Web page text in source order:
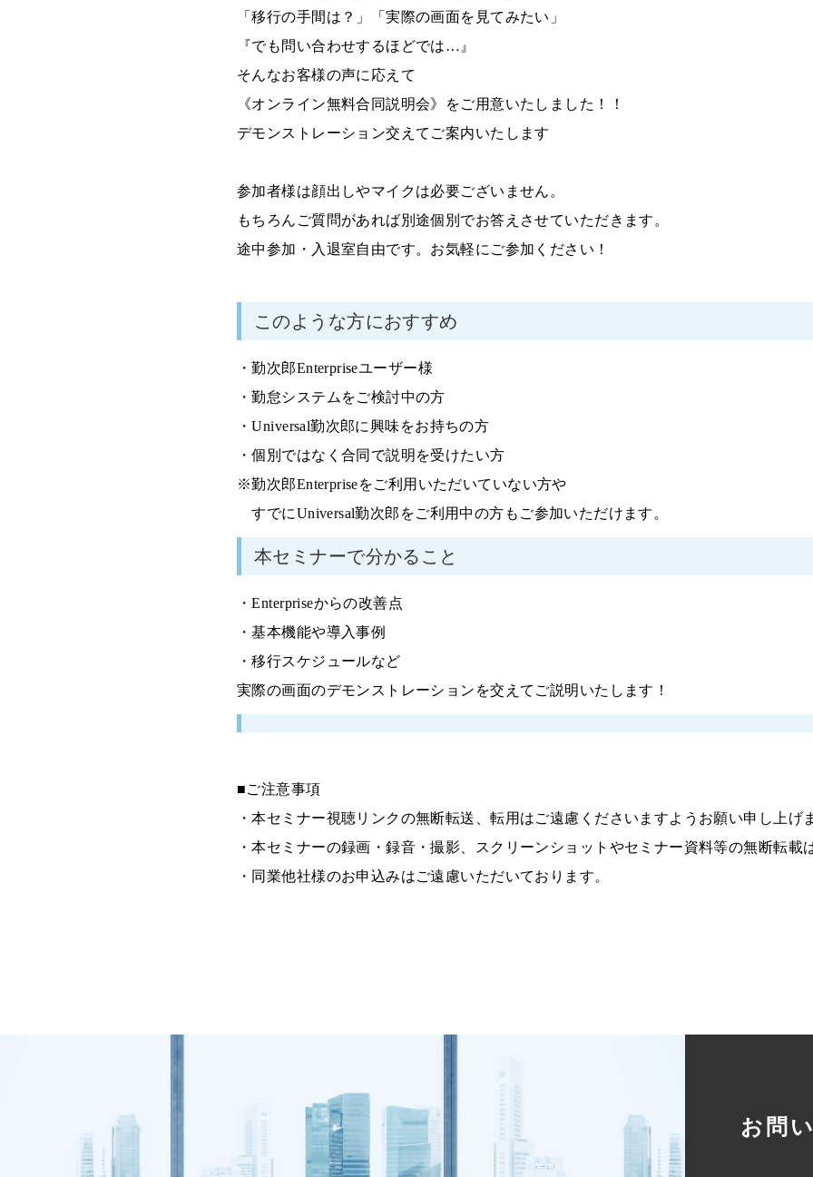
「移行の手間は？」「実際の画面を見てみたい」
『でも問い合わせするほどでは…』
そんなお客様の声に応えて
《オンライン無料合同説明会》をご用意いたしました！！
デモンストレーション交えてご案内いたします
参加者様は顔出しやマイクは必要ございません。
もちろんご質問があれば別途個別でお答えさせていただきます。
途中参加・入退室自由です。お気軽にご参加ください！
このような方におすすめ
・勤次郎Enterpriseユーザー様
・勤怠システムをご検討中の方
・Universal勤次郎に興味をお持ちの方
・個別ではなく合同で説明を受けたい方
※勤次郎Enterpriseをご利用いただいていない方や
すでにUniversal勤次郎をご利用中の方もご参加いただけます。
本セミナーで分かること
・Enterpriseからの改善点
・基本機能や導入事例
・移行スケジュールなど
実際の画面のデモンストレーションを交えてご説明いたします！
■ご注意事項
・本セミナー視聴リンクの無断転送、転用はご遠慮くださいますようお願い申し上げ
・本セミナーの録画・録音・撮影、スクリーンショットやセミナー資料等の無断転載
・同業他社様のお申込みはご遠慮いただいております。
お問